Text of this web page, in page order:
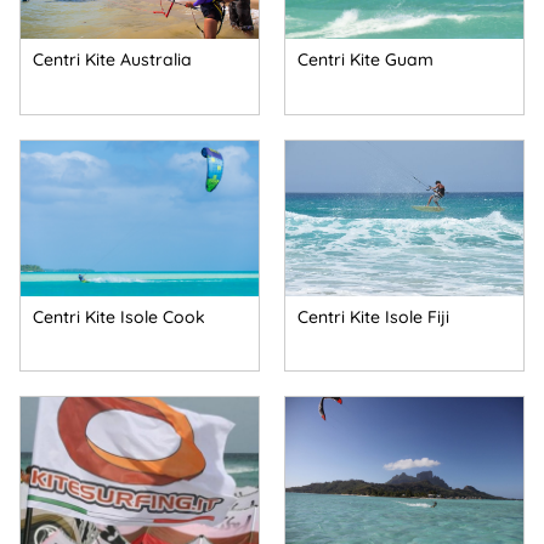
Centri Kite Australia Centri Kite Guam
Centri Kite Isole Cook Centri Kite Isole Fiji